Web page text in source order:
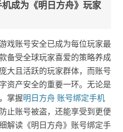
成为《明日方舟》玩家
戏账号安全已成为每位玩家最
备受全球玩家喜爱的策略养成
大且活跃的玩家群体，而账号
资产安全的重要一环。无论是
掌握明日方舟 账号绑定手机
止账号被盗，还能享受到更便
解读《明日方舟》账号绑定手